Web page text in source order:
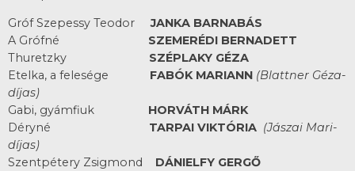
Gróf Szepessy TeodorJANKA BARNABÁS
A Grófné
SZEMERÉDI BERNADETT
Thuretzky SZÉPLAKY GÉZA
Etelka, a felesége FABÓK MARIANN (Blattner Géza-
díjas)
Gabi, gyámfiuk HORVÁTH MÁRK
Déryné TARPAI VIKTÓRIA (Jászai Mari-
díjas)
Szentpétery Zsigmond DÁNIELFY GERGŐ